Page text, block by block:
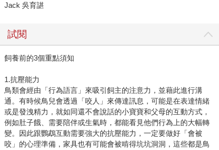
Jack 吳育諶
試閱
飼養前的3個重點須知
1.抗壓能力
鳥類會經由「行為語言」來吸引飼主的注意力，並藉此進行溝
通。有時候鳥兒會透過「咬人」來傳達訊息，可能是在表達情緒
或是發洩精力，就如同還不會說話的小寶寶和父母的互動方式，
例如肚子餓、需要陪伴或生氣時，都能看見他們行為上的大幅轉
變。因此跟鸚鵡互動需要強大的抗壓能力，一定要做好「會被
咬」的心理準備，家具也有可能會被啃得坑坑洞洞，這些都是鳥